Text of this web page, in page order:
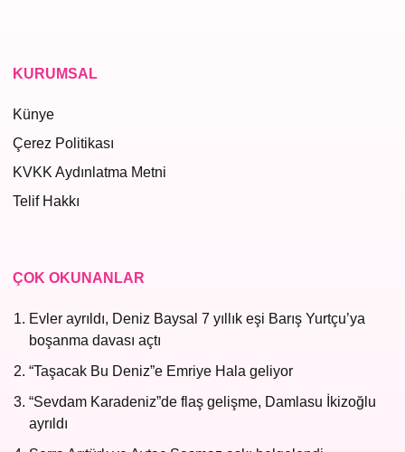
KURUMSAL
Künye
Çerez Politikası
KVKK Aydınlatma Metni
Telif Hakkı
ÇOK OKUNANLAR
Evler ayrıldı, Deniz Baysal 7 yıllık eşi Barış Yurtçu’ya
boşanma davası açtı
“Taşacak Bu Deniz”e Emriye Hala geliyor
“Sevdam Karadeniz”de flaş gelişme, Damlasu İkizoğlu
ayrıldı